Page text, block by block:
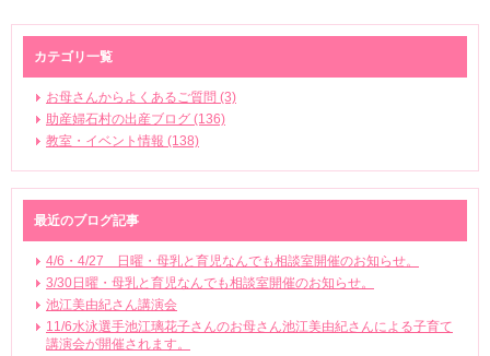
カテゴリ一覧
お母さんからよくあるご質問 (3)
助産婦石村の出産ブログ (136)
教室・イベント情報 (138)
最近のブログ記事
4/6・4/27 日曜・母乳と育児なんでも相談室開催のお知らせ。
3/30日曜・母乳と育児なんでも相談室開催のお知らせ。
池江美由紀さん講演会
11/6水泳選手池江璃花子さんのお母さん池江美由紀さんによる子育て
講演会が開催されます。